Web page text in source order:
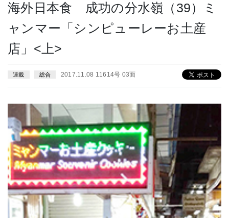
海外日本食 成功の分水嶺（39）ミ
ャンマー「シンピューレーお土産
店」<上>
連載 総合 2017.11.08 11614号 03面